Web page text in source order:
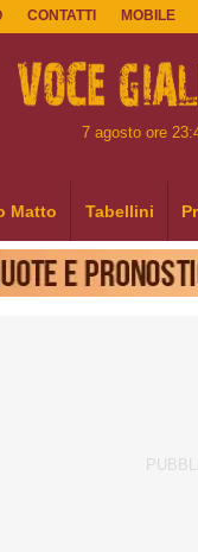
CONTATTI MOBILE
7 agosto ore
Matto Tabellini